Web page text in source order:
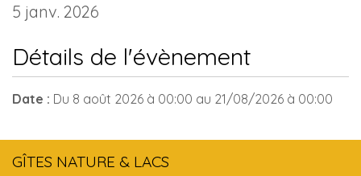
5 janv. 2026
Détails de l'évènement
Date : Du 8 août 2026 à 00:00 au 21/08/2026 à 00:00
GÎTES NATURE & LACS